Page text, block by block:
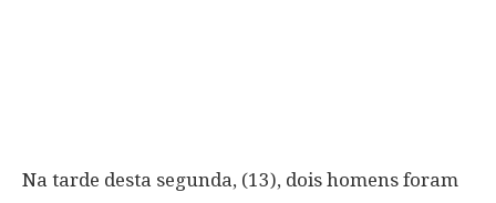
Na tarde desta segunda, (13), dois homens foram